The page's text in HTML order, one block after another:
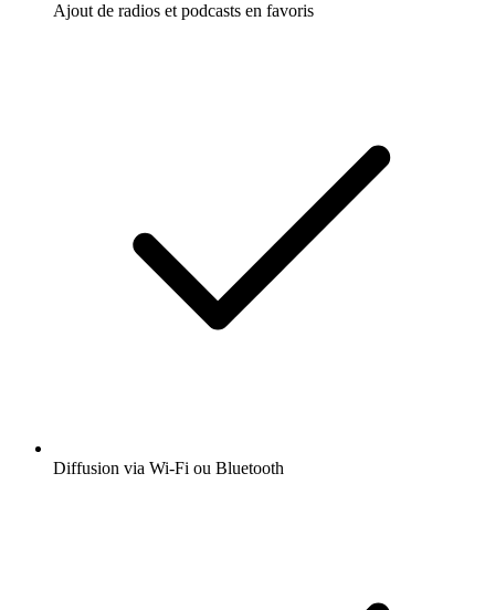
Ajout de radios et podcasts en favoris
Diffusion via Wi-Fi ou Bluetooth